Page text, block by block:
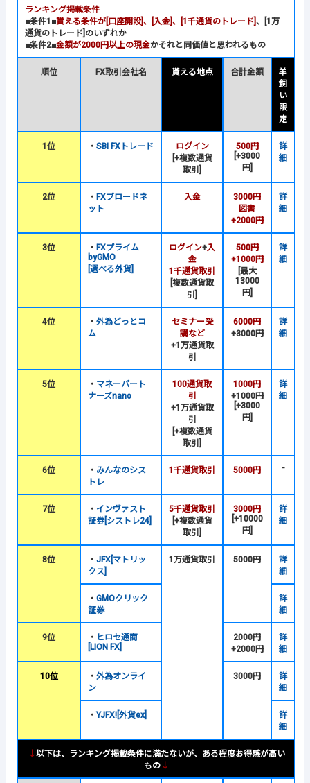
ランキング掲載条件
■条件1■貰える条件が[口座開設]、[入金]、[1千通貨のトレード] 、[1万
通貨のトレード]のいずれか
■条件2■金額が2000円以上の現金かそれと同価値と思われるもの
順位 FX取引会社名 貰える地点 合計金額
羊
飼
い
限
定
1位 ・ SBI FXトレード
ログイン
[+複数通貨
取引]
500円
[+3000
円]
詳
細
2位 ・ FXブロードネ
ット
入金
3000円
図書
+2000円
詳
細
3位 ・ FXプライム
byGMO
[選べる外貨]
ログイン+入
金
1千通貨取引
[複数通貨取
引]
500円
+1000円
[最大
13000
円]
詳
細
4位 ・ 外為どっとコ
ム
セミナー受
講など
+1万通貨取
引
6000円
+3000円
詳
細
5位 ・ マネーパート
ナーズnano
100通貨取
引
+1万通貨取
引
[+複数通貨
取引]
1000円
+1000円
[+3000
円]
詳
細
6位 ・ みんなのシス
トレ
1千通貨取引 5000円 -
7位 ・ インヴァスト
証券[シストレ24]
5千通貨取引
[+複数通貨
取引]
3000円
[+10000
円]
詳
細
8位 ・ JFX[マトリッ
クス]
1万通貨取引 5000円
詳
細
・ GMOクリック
証券
詳
細
9位 ・ ヒロセ通商
[LION FX]
2000円
+2000円
詳
細
10位 ・ 外為オンライ
ン
3000円
詳
細
・ YJFX![外貨ex]
詳
細
↓以下は、ランキング掲載条件に満たないが、ある程度お得感が高い
もの↓